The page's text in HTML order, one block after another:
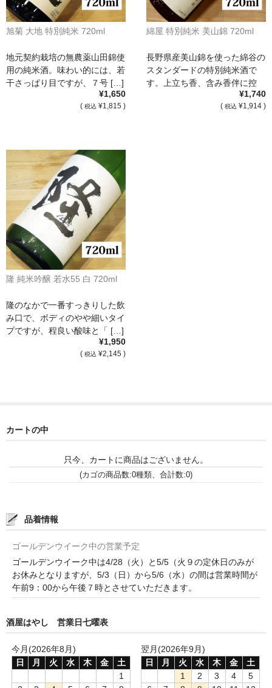
Marcel Lapierre（ﾏﾙｾﾙ・ﾗﾋﾟｴｰﾙ）
Philippe Jambon（ﾌｨﾘｯﾌﾟ･ｼﾞｬﾝﾎﾞﾝ）
Roblet Monnot（ﾛﾌﾞﾚ･ﾓﾉ）
France Cotes du Rhone /ﾌﾗﾝｽ･ｺｰﾄ･ﾃﾞｭ･ﾛｰﾇ
Les Vignerons d’Estezargues（ｴｽﾃｻﾞﾙｸﾞ協同組合）
France Languedoc Roussillon / ﾗﾝｸﾞ･ﾄﾞｯｸ･ﾙｰｼｮﾝ
Castelmaure（ｶｽtｨﾓｰﾙ協同組合）
Mas Bres（ﾏｽ･ﾌﾞﾚｽ）
France Loire/ﾌﾗﾝｽ・ﾛﾜｰﾙ
Domaine des Bois Lucas（ﾄﾞﾒｰﾇ･ﾃﾞ･ﾎﾞｱ･ﾙｶ）
Abruzzo/ｱﾌﾞﾙｯﾂｫ州
Fabulas（ﾌｧﾋﾞｭﾗｽ）
南蔵商店
旭菊 大地 特別純米 720ml
地元契約栽培の無農薬山田錦使
用の純米酒。味わい的には、若
干さっぱり目ですが、７号 […]
¥1,650
( 税込 ¥1,815 )
綿屋 特別純米 美山錦 720ml
長野県産美山錦を使った綿谷の
スタンダードの特別純米酒で
す。上立ち香、含み香伴に控
¥1,740
( 税込 ¥1,914 )
隆 純米吟醸 若水55 白 720ml
隆のなかで一番すっきりした飲
み口で、ボディのやや細いタイ
プですが、程良い酸味と「 […]
¥1,950
( 税込 ¥2,145 )
カートの中
只今、カートに商品はございません。
(カゴの商品数:0種類、合計数:0)
品着情報
ゴールデンウイーク中の営業予定
ゴールデンウイーク中は4/28（火）と5/5（火９の定休日のみが
お休みとなりますが、5/3（日）から5/6（水）の間は営業時間が
午前9：00から午後７時とさせていただきます。
酒屋はやし 営業日七曜表
今月(2026年8月)
日
月 火 水 木 金
土
1
翌月(2026年9月)
日
月 火 水 木 金
土
1
2 3 4
5